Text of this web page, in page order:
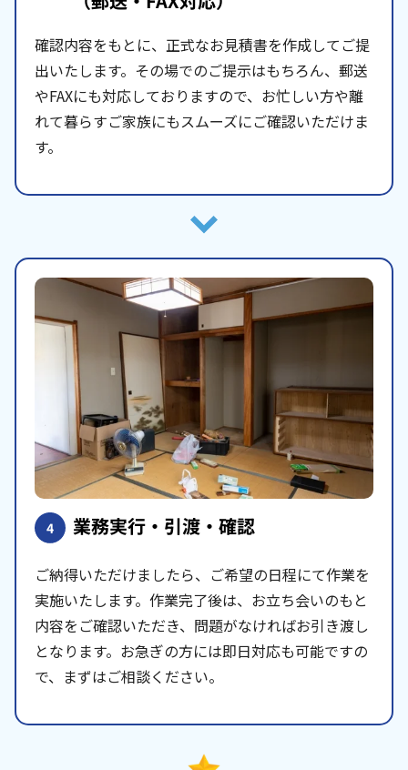
確認内容をもとに、正式なお見積書を作成してご提
出いたします。その場でのご提示はもちろん、郵送
やFAXにも対応しておりますので、お忙しい方や離
れて暮らすご家族にもスムーズにご確認いただけま
す。
4 業務実行・引渡・確認
ご納得いただけましたら、ご希望の日程にて作業を
実施いたします。作業完了後は、お立ち会いのもと
内容をご確認いただき、問題がなければお引き渡し
となります。お急ぎの方には即日対応も可能ですの
で、まずはご相談ください。